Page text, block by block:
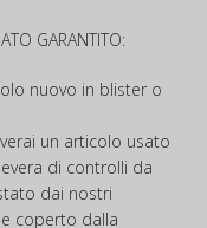
GARANTITO:
nuovo in blister o
un articolo usato
di controlli da
dai nostri
coperto dalla